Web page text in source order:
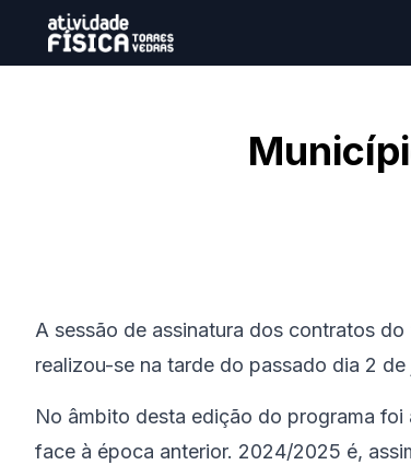
A sessão de assinatura dos contratos
realizou-se na tarde do passado dia 2
No âmbito desta edição do programa
face à época anterior. 2024/2025 é,